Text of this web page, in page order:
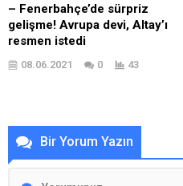
– Fenerbahçe’de sürpriz
gelişme! Avrupa devi, Altay’ı
resmen istedi
08.06.2021 0 43
Bir Yorum Yazın